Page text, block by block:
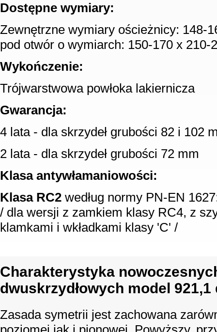
Dostępne wymiary:
Zewnętrzne wymiary ościeżnicy: 148-
pod otwór o wymiarch: 150-170 x 210-
Wykończenie:
Trójwarstwowa powłoka lakiernicza
Gwarancja:
4 lata - dla skrzydeł grubości 82 i 102
2 lata - dla skrzydeł grubości 72 mm
Klasa antywłamaniowości:
Klasa RC2 według normy PN-EN
/ dla wersji z zamkiem klasy RC4, z
klamkami i wkładkami klasy 'C' /
Charakterystyka
dwuskrzydłowych model
Zasada symetrii jest zachowana